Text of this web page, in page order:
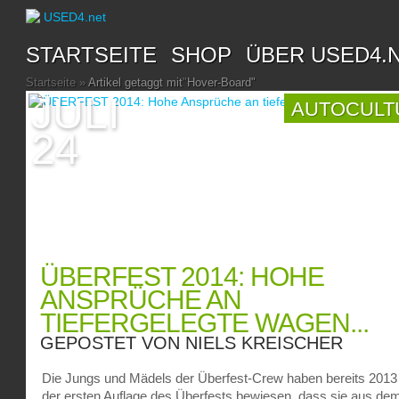
STARTSEITE SHOP ÜBER
Startseite » Artikel getaggt mit"Hover-Board"
JULI
24
ÜBERFEST 2014: HOHE
ANSPRÜCHE AN
TIEFERGELEGTE WAGEN...
GEPOSTET VON NIELS KREISCHER
Die Jungs und Mädels der Überfest-Crew haben bereits
der ersten Auflage des Überfests bewiesen, dass sie aus